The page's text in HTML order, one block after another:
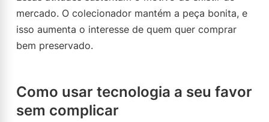
mercado. O colecionador mantém a peça bonita, e
isso aumenta o interesse de quem quer comprar
bem preservado.
Como usar tecnologia a seu favor
sem complicar